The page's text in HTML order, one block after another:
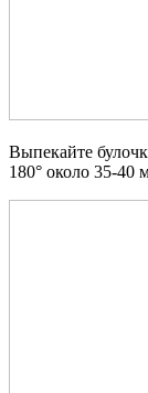
Выпекайте
180° около 35-40